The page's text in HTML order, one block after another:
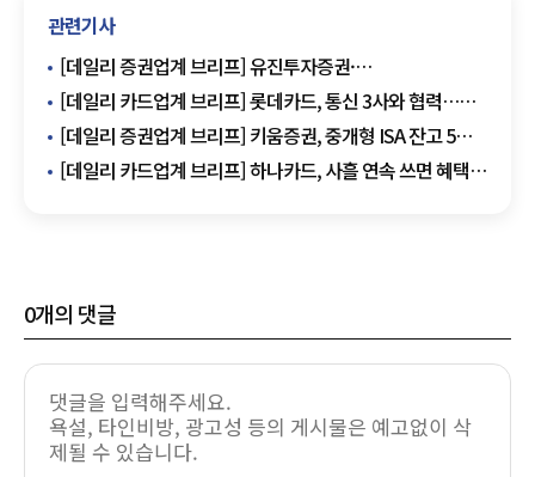
관련기사
[데일리 증권업계 브리프] 유진투자증권·
미래에셋자산운용, TIGER ETF 신규 거래 행사 개최 外
[데일리 카드업계 브리프] 롯데카드, 통신 3사와 협력…
카드업계 최초 AI 보이스피싱 탐지망 구축 外
[데일리 증권업계 브리프] 키움증권, 중개형 ISA 잔고 5조
돌파…'최대 501만5000원' 이벤트 시즌2 실시 外
[데일리 카드업계 브리프] 하나카드, 사흘 연속 쓰면 혜택
0개의 댓글